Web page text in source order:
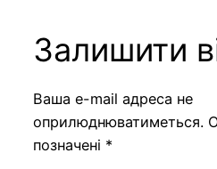
Залишити
Ваша e-mail адреса не
оприлюднюватиметься.
позначені *